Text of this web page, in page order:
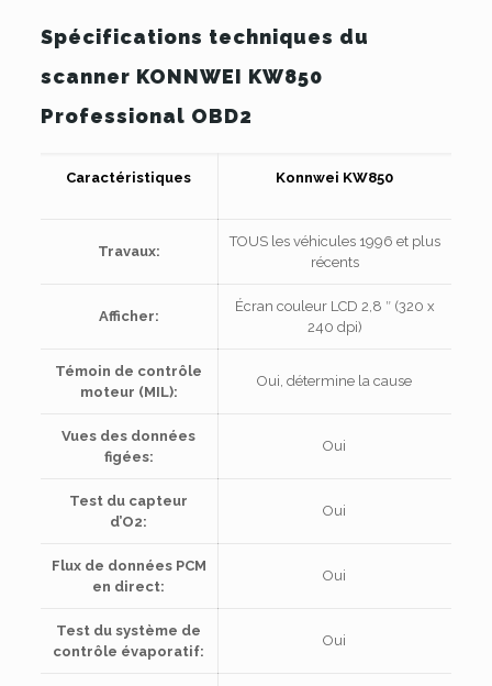
Spécifications techniques du
scanner KONNWEI KW850
Professional OBD2
Caractéristiques Konnwei KW850
Travaux:
TOUS les véhicules 1996 et plus
récents
Afficher:
Écran couleur LCD 2,8 ″ (320 x
240 dpi)
Témoin de contrôle
moteur (MIL):
Oui, détermine la cause
Vues des données
figées:
Oui
Test du capteur
d’O2:
Oui
Flux de données PCM
en direct:
Oui
Test du système de
contrôle évaporatif:
Oui